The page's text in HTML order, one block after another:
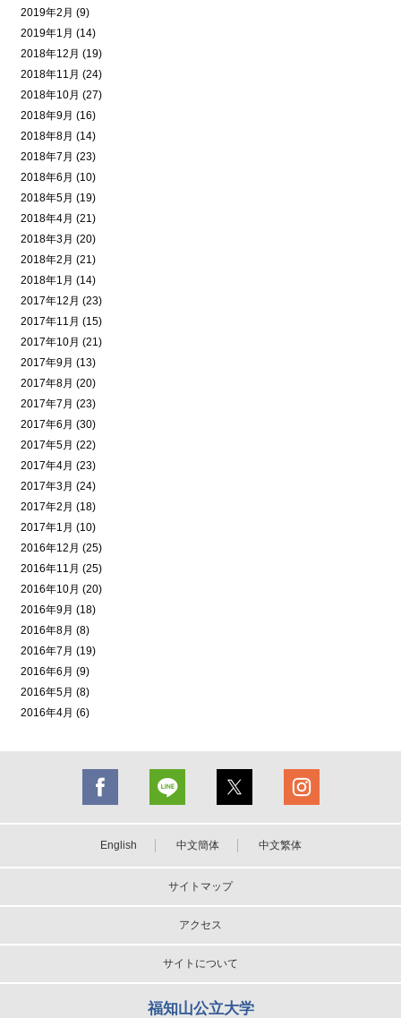
2019年2月 (9)
2019年1月 (14)
2018年12月 (19)
2018年11月 (24)
2018年10月 (27)
2018年9月 (16)
2018年8月 (14)
2018年7月 (23)
2018年6月 (10)
2018年5月 (19)
2018年4月 (21)
2018年3月 (20)
2018年2月 (21)
2018年1月 (14)
2017年12月 (23)
2017年11月 (15)
2017年10月 (21)
2017年9月 (13)
2017年8月 (20)
2017年7月 (23)
2017年6月 (30)
2017年5月 (22)
2017年4月 (23)
2017年3月 (24)
2017年2月 (18)
2017年1月 (10)
2016年12月 (25)
2016年11月 (25)
2016年10月 (20)
2016年9月 (18)
2016年8月 (8)
2016年7月 (19)
2016年6月 (9)
2016年5月 (8)
2016年4月 (6)
English 中文簡体 中文繁体
サイトマップ
アクセス
サイトについて
福知山公立大学